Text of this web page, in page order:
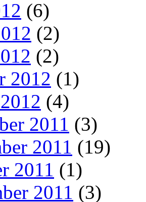
(6)
(2)
(2)
2012 (1)
(4)
2011 (3)
2011 (19)
2011 (1)
2011 (3)